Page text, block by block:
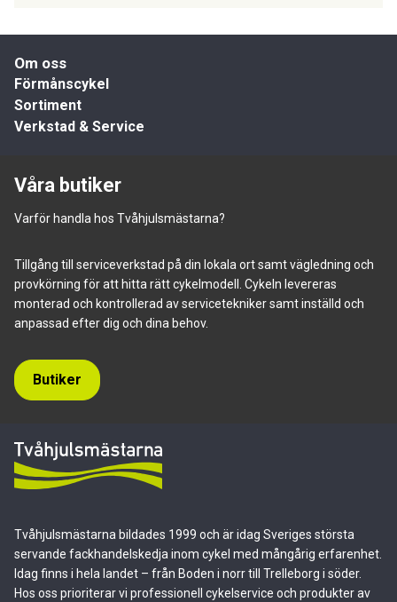
Tvåhjulsmästarna bildades 1999 och är idag Sveriges största
servande fackhandelskedja inom cykel med mångårig erfarenhet.
Idag finns i hela landet – från Boden i norr till Trelleborg i söder.
Hos oss prioriterar vi professionell cykelservice och produkter av
Om oss
Förmånscykel
Sortiment
Verkstad & Service
Våra butiker
Varför handla hos Tvåhjulsmästarna?
Tillgång till serviceverkstad på din lokala ort samt vägledning och
provkörning för att hitta rätt cykelmodell. Cykeln levereras
monterad och kontrollerad av servicetekniker samt inställd och
anpassad efter dig och dina behov.
Butiker